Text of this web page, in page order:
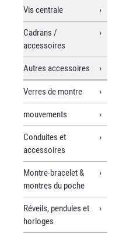
Vis centrale
Cadrans /
accessoires
Autres accessoires
Verres de montre
mouvements
Conduites et
accessoires
Montre-bracelet &
montres du poche
Réveils, pendules et
horloges